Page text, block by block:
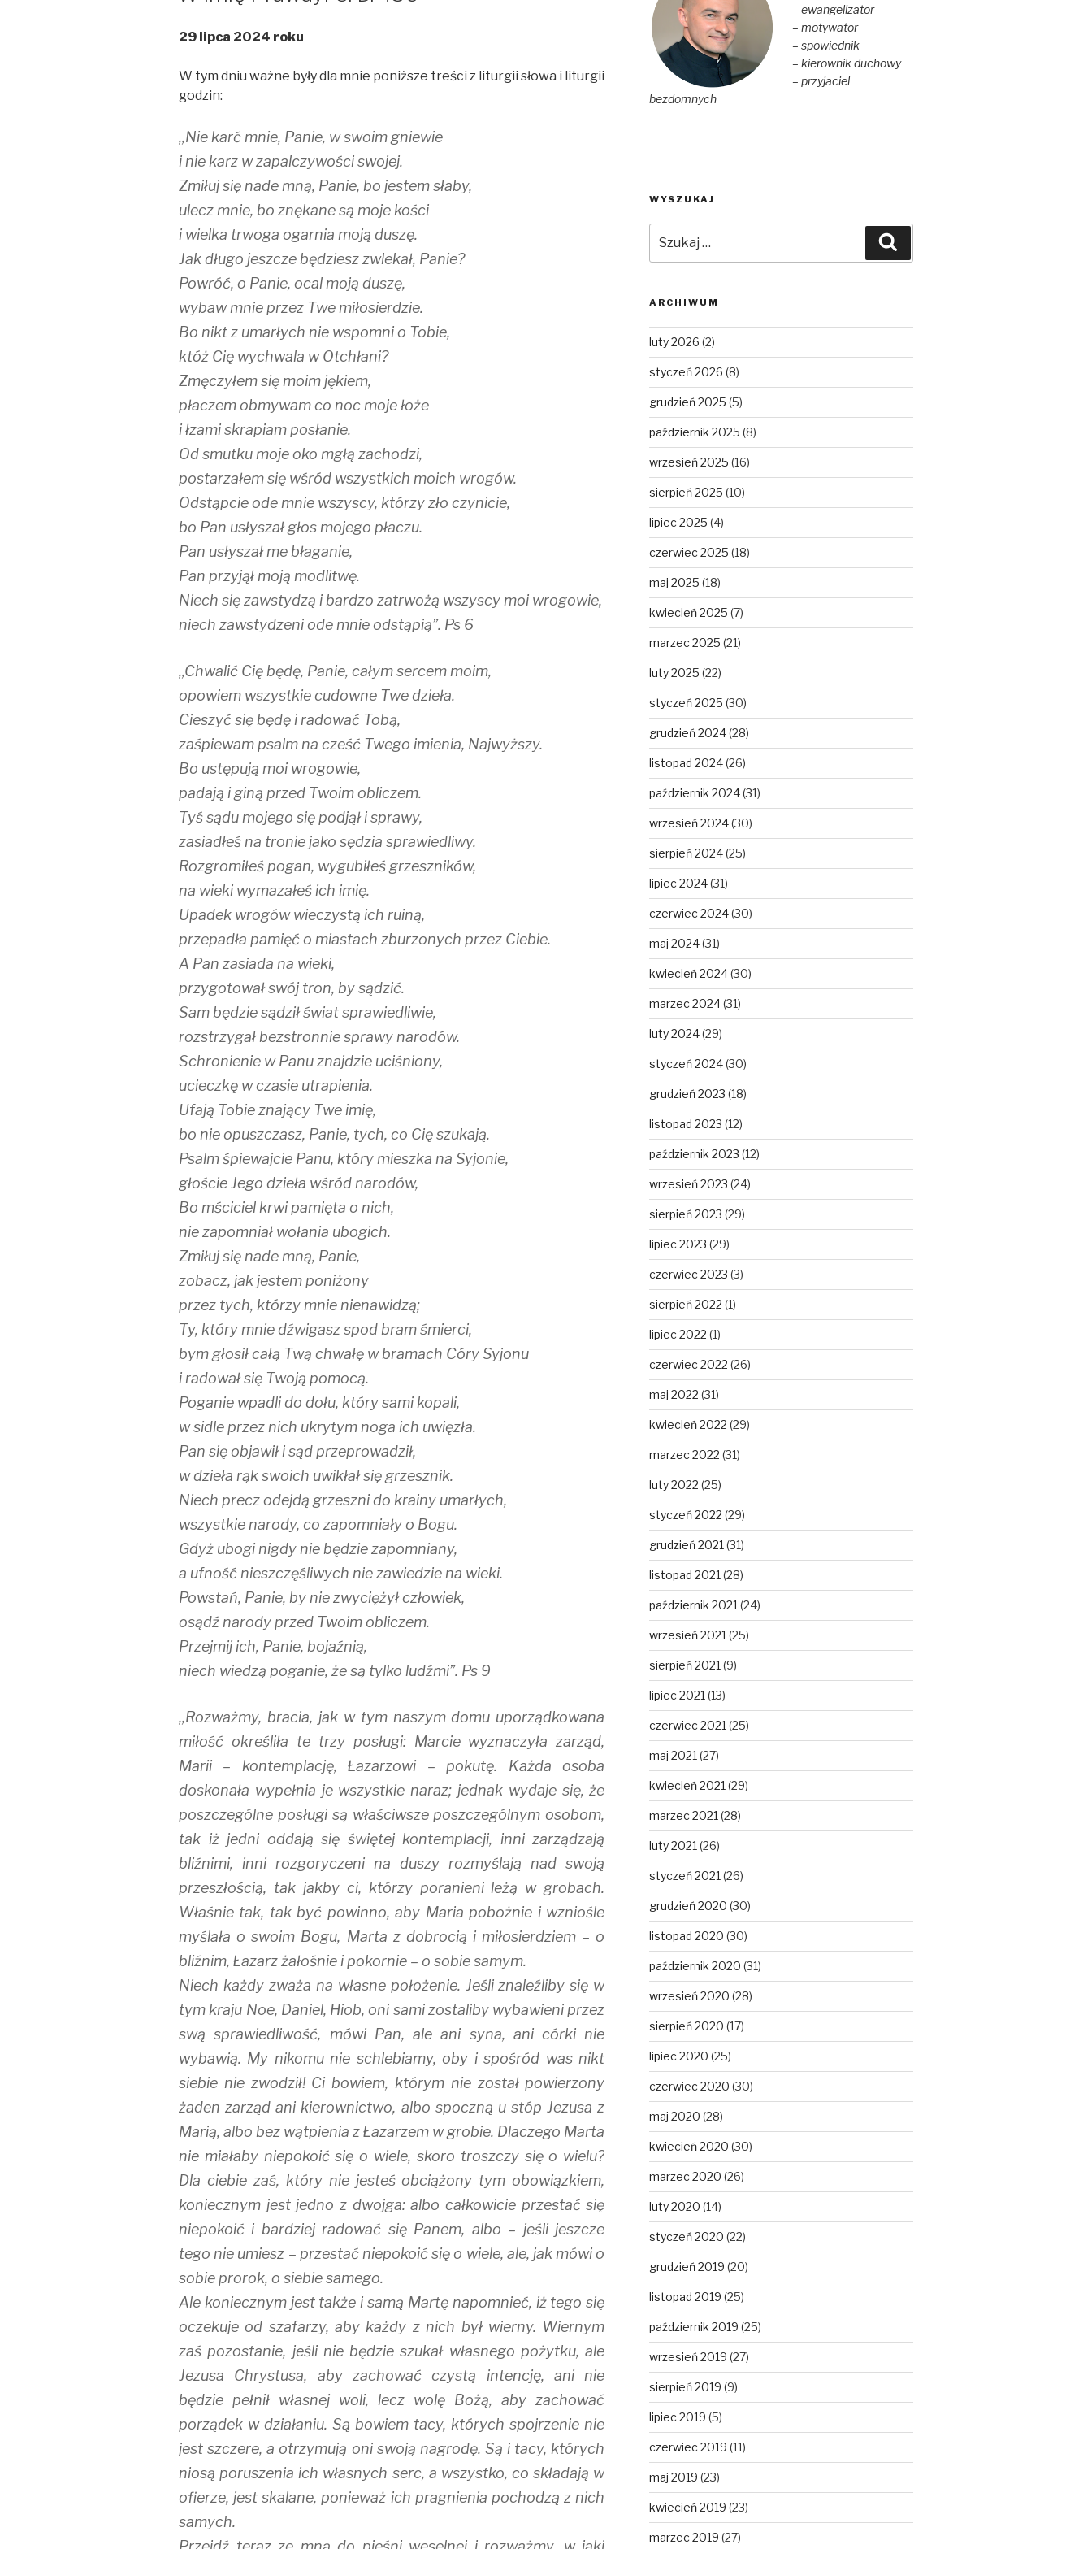
29 lipca 2024 roku
W tym dniu ważne były dla mnie poniższe treści z liturgii słowa i liturgii
godzin:
,,Nie karć mnie, Panie, w swoim gniewie
i nie karz w zapalczywości swojej.
Zmiłuj się nade mną, Panie, bo jestem słaby,
ulecz mnie, bo znękane są moje kości
i wielka trwoga ogarnia moją duszę.
Jak długo jeszcze będziesz zwlekał, Panie?
Powróć, o Panie, ocal moją duszę,
wybaw mnie przez Twe miłosierdzie.
Bo nikt z umarłych nie wspomni o Tobie,
któż Cię wychwala w Otchłani?
Zmęczyłem się moim jękiem,
płaczem obmywam co noc moje łoże
i łzami skrapiam posłanie.
Od smutku moje oko mgłą zachodzi,
postarzałem się wśród wszystkich moich wrogów.
Odstąpcie ode mnie wszyscy, którzy zło czynicie,
bo Pan usłyszał głos mojego płaczu.
Pan usłyszał me błaganie,
Pan przyjął moją modlitwę.
Niech się zawstydzą i bardzo zatrwożą wszyscy moi wrogowie,
niech zawstydzeni ode mnie odstąpią”. Ps 6
,,Chwalić Cię będę, Panie, całym sercem moim,
opowiem wszystkie cudowne Twe dzieła.
Cieszyć się będę i radować Tobą,
zaśpiewam psalm na cześć Twego imienia, Najwyższy.
Bo ustępują moi wrogowie,
padają i giną przed Twoim obliczem.
Tyś sądu mojego się podjął i sprawy,
zasiadłeś na tronie jako sędzia sprawiedliwy.
Rozgromiłeś pogan, wygubiłeś grzeszników,
na wieki wymazałeś ich imię.
Upadek wrogów wieczystą ich ruiną,
przepadła pamięć o miastach zburzonych przez Ciebie.
A Pan zasiada na wieki,
przygotował swój tron, by sądzić.
Sam będzie sądził świat sprawiedliwie,
rozstrzygał bezstronnie sprawy narodów.
Schronienie w Panu znajdzie uciśniony,
ucieczkę w czasie utrapienia.
Ufają Tobie znający Twe imię,
bo nie opuszczasz, Panie, tych, co Cię szukają.
Psalm śpiewajcie Panu, który mieszka na Syjonie,
głoście Jego dzieła wśród narodów,
Bo mściciel krwi pamięta o nich,
nie zapomniał wołania ubogich.
Zmiłuj się nade mną, Panie,
zobacz, jak jestem poniżony
przez tych, którzy mnie nienawidzą;
Ty, który mnie dźwigasz spod bram śmierci,
bym głosił całą Twą chwałę w bramach Córy Syjonu
i radował się Twoją pomocą.
Poganie wpadli do dołu, który sami kopali,
w sidle przez nich ukrytym noga ich uwięzła.
Pan się objawił i sąd przeprowadził,
w dzieła rąk swoich uwikłał się grzesznik.
Niech precz odejdą grzeszni do krainy umarłych,
wszystkie narody, co zapomniały o Bogu.
Gdyż ubogi nigdy nie będzie zapomniany,
a ufność nieszczęśliwych nie zawiedzie na wieki.
Powstań, Panie, by nie zwyciężył człowiek,
osądź narody przed Twoim obliczem.
Przejmij ich, Panie, bojaźnią,
niech wiedzą poganie, że są tylko ludźmi”. Ps 9
,,Rozważmy, bracia, jak w tym naszym domu uporządkowana
miłość określiła te trzy posługi: Marcie wyznaczyła zarząd,
Marii – kontemplację, Łazarzowi – pokutę. Każda osoba
doskonała wypełnia je wszystkie naraz; jednak wydaje się, że
poszczególne posługi są właściwsze poszczególnym osobom,
tak iż jedni oddają się świętej kontemplacji, inni zarządzają
bliźnimi, inni rozgoryczeni na duszy rozmyślają nad swoją
przeszłością, tak jakby ci, którzy poranieni leżą w grobach.
Właśnie tak, tak być powinno, aby Maria pobożnie i wzniośle
myślała o swoim Bogu, Marta z dobrocią i miłosierdziem – o
bliźnim, Łazarz żałośnie i pokornie – o sobie samym.
Niech każdy zważa na własne położenie. Jeśli znaleźliby się w
tym kraju Noe, Daniel, Hiob, oni sami zostaliby wybawieni przez
swą sprawiedliwość, mówi Pan, ale ani syna, ani córki nie
wybawią. My nikomu nie schlebiamy, oby i spośród was nikt
siebie nie zwodził! Ci bowiem, którym nie został powierzony
żaden zarząd ani kierownictwo, albo spoczną u stóp Jezusa z
Marią, albo bez wątpienia z Łazarzem w grobie. Dlaczego Marta
nie miałaby niepokoić się o wiele, skoro troszczy się o wielu?
Dla ciebie zaś, który nie jesteś obciążony tym obowiązkiem,
koniecznym jest jedno z dwojga: albo całkowicie przestać się
niepokoić i bardziej radować się Panem, albo – jeśli jeszcze
tego nie umiesz – przestać niepokoić się o wiele, ale, jak mówi o
sobie prorok, o siebie samego.
Ale koniecznym jest także i samą Martę napomnieć, iż tego się
oczekuje od szafarzy, aby każdy z nich był wierny. Wiernym
zaś pozostanie, jeśli nie będzie szukał własnego pożytku, ale
Jezusa Chrystusa, aby zachować czystą intencję, ani nie
będzie pełnił własnej woli, lecz wolę Bożą, aby zachować
porządek w działaniu. Są bowiem tacy, których spojrzenie nie
jest szczere, a otrzymują oni swoją nagrodę. Są i tacy, których
niosą poruszenia ich własnych serc, a wszystko, co składają w
ofierze, jest skalane, ponieważ ich pragnienia pochodzą z nich
samych.
– ewangelizator
– motywator
– spowiednik
– kierownik duchowy
– przyjaciel
bezdomnych
WYSZUKAJ
ARCHIWUM
luty 2026 (2)
styczeń 2026 (8)
grudzień 2025 (5)
październik 2025 (8)
wrzesień 2025 (16)
sierpień 2025 (10)
lipiec 2025 (4)
czerwiec 2025 (18)
maj 2025 (18)
kwiecień 2025 (7)
marzec 2025 (21)
luty 2025 (22)
styczeń 2025 (30)
grudzień 2024(28)
listopad 2024(26)
październik 2024(31)
wrzesień 2024(30)
sierpień 2024(25)
lipiec 2024(31)
czerwiec 2024(30)
maj 2024(31)
kwiecień 2024(30)
marzec 2024(31)
luty 2024(29)
styczeń 2024(30)
grudzień 2023 (18)
listopad 2023 (12)
październik 2023 (12)
wrzesień 2023 (24)
sierpień 2023 (29)
lipiec 2023 (29)
czerwiec 2023 (3)
sierpień 2022 (1)
lipiec 2022 (1)
czerwiec 2022 (26)
maj 2022 (31)
kwiecień 2022 (29)
marzec 2022 (31)
luty 2022 (25)
styczeń 2022 (29)
grudzień 2021 (31)
listopad 2021 (28)
październik 2021 (24)
wrzesień 2021 (25)
sierpień 2021 (9)
lipiec 2021 (13)
czerwiec 2021 (25)
maj 2021 (27)
kwiecień 2021 (29)
marzec 2021 (28)
luty 2021 (26)
styczeń 2021 (26)
grudzień 2020 (30)
listopad 2020 (30)
październik 2020 (31)
wrzesień 2020 (28)
sierpień 2020 (17)
lipiec 2020 (25)
czerwiec 2020 (30)
maj 2020 (28)
kwiecień 2020 (30)
marzec 2020 (26)
luty 2020 (14)
styczeń 2020 (22)
grudzień 2019 (20)
listopad 2019 (25)
październik 2019 (25)
wrzesień 2019 (27)
sierpień 2019 (9)
lipiec 2019 (5)
czerwiec 2019 (11)
maj 2019 (23)
kwiecień 2019 (23)
marzec 2019 (27)